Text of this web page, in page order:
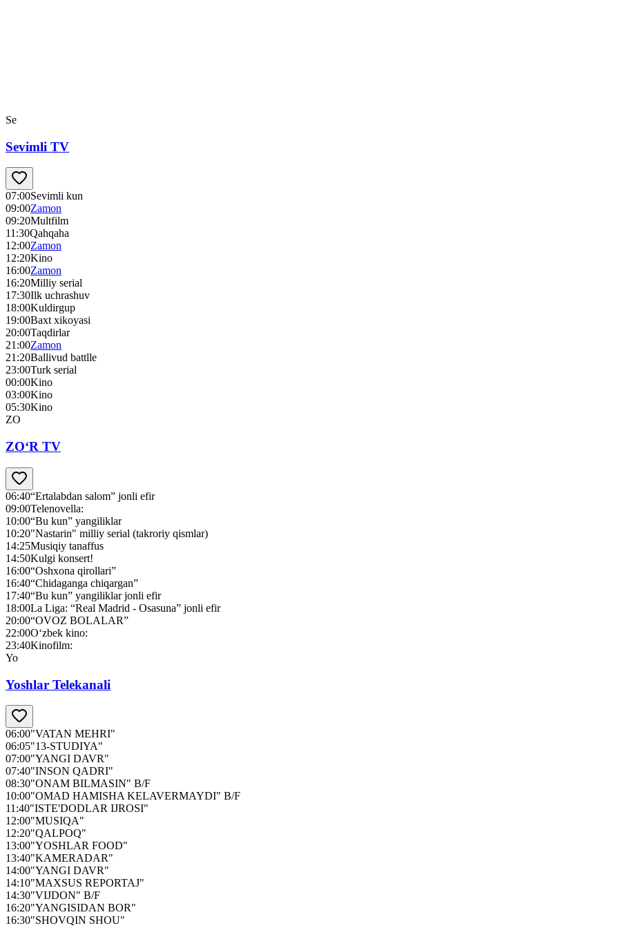
Se
Sevimli TV
07:00Sevimli kun
09:00Zamon
09:20Multfilm
11:30Qahqaha
12:00Zamon
12:20Kino
16:00Zamon
16:20Milliy serial
17:30Ilk uchrashuv
18:00Kuldirgup
19:00Baxt xikoyasi
20:00Taqdirlar
21:00Zamon
21:20Ballivud battlle
23:00Turk serial
00:00Kino
03:00Kino
05:30Kino
ZO
ZO‘R TV
06:40“Ertalabdan salom” jonli efir
09:00Telenovella:
10:00“Bu kun” yangiliklar
10:20"Nastarin" milliy serial (takroriy qismlar)
14:25Musiqiy tanaffus
14:50Kulgi konsert!
16:00“Oshxona qirollari”
16:40“Chidaganga chiqargan”
17:40“Bu kun” yangiliklar jonli efir
18:00La Liga: “Real Madrid - Osasuna” jonli efir
20:00“OVOZ BOLALAR”
22:00O‘zbek kino:
23:40Kinofilm:
Yo
Yoshlar Telekanali
06:00"VATAN MEHRI"
06:05"13-STUDIYA"
07:00"YANGI DAVR"
07:40"INSON QADRI"
08:30"ONAM BILMASIN" B/F
10:00"OMAD HAMISHA KELAVERMAYDI" B/F
11:40"ISTE'DODLAR IJROSI"
12:00"MUSIQA"
12:20"QALPOQ"
13:00"YOSHLAR FOOD"
13:40"KAMERADAR"
14:00"YANGI DAVR"
14:10"MAXSUS REPORTAJ"
14:30"VIJDON" B/F
16:20"YANGISIDAN BOR"
16:30"SHOVQIN SHOU"